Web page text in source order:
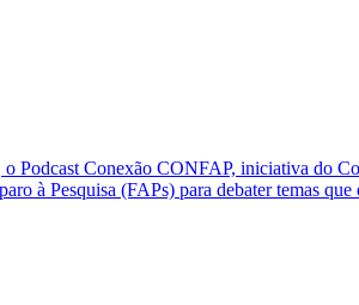
Conexão CONFAP, iniciativa do
à Pesquisa (FAPs) para debater temas